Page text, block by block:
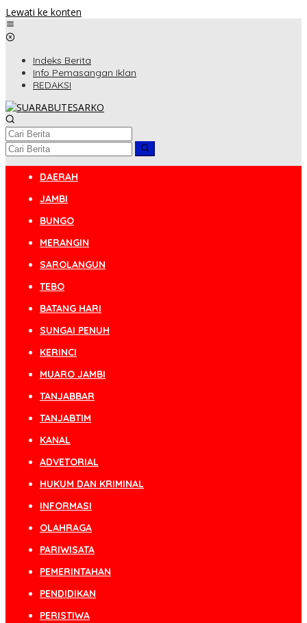
Lewati ke konten
Indeks Berita
Info Pemasangan Iklan
REDAKSI
DAERAH
JAMBI
BUNGO
MERANGIN
SAROLANGUN
TEBO
BATANG HARI
SUNGAI PENUH
KERINCI
MUARO JAMBI
TANJABBAR
TANJABTIM
KANAL
ADVETORIAL
HUKUM DAN KRIMINAL
INFORMASI
OLAHRAGA
PARIWISATA
PEMERINTAHAN
PENDIDIKAN
PERISTIWA